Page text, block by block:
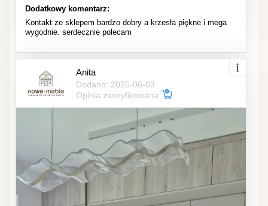
Dodatkowy komentarz:
Kontakt ze sklepem bardzo dobry a krzesła piękne i mega
wygodnie. serdecznie polecam
Anita
Dodano: 2025-06-03
Opinia zweryfikowana